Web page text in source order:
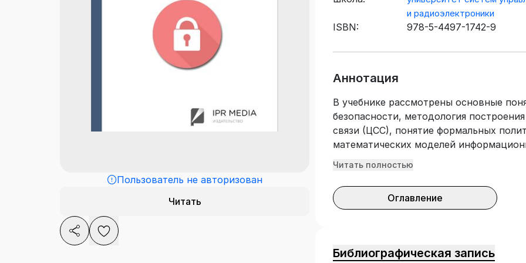
Пользователь не авторизован
Читать
и радиоэлектроники
ISBN: 978-5-4497-1742-9
Аннотация
В учебнике рассмотрены основные
безопасности, методология
связи (ЦСС), понятие формальных
математических моделей
дискреционные и мандатные модели,
информационных технологий»
управления информационной
предприятия, методы и средства
Читать полностью
Оглавление
Библиографическая запись